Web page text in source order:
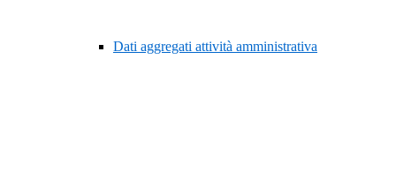
Dati aggregati attività amministrativa